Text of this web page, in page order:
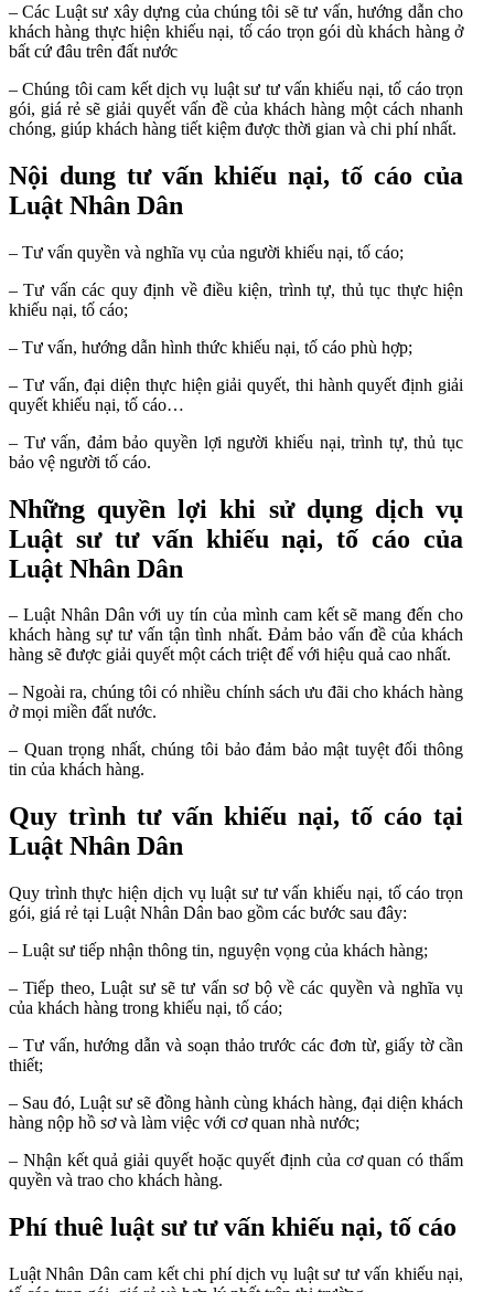
– Các Luật sư xây dựng của chúng tôi sẽ tư vấn, hướng dẫn cho
khách hàng thực hiện khiếu nại, tố cáo trọn gói dù khách hàng ở
bất cứ đâu trên đất nước
– Chúng tôi cam kết dịch vụ luật sư tư vấn khiếu nại, tố cáo trọn
gói, giá rẻ sẽ giải quyết vấn đề của khách hàng một cách nhanh
chóng, giúp khách hàng tiết kiệm được thời gian và chi phí nhất.
Nội dung tư vấn khiếu nại, tố cáo của
Luật Nhân Dân
– Tư vấn quyền và nghĩa vụ của người khiếu nại, tố cáo;
– Tư vấn các quy định về điều kiện, trình tự, thủ tục thực hiện
khiếu nại, tố cáo;
– Tư vấn, hướng dẫn hình thức khiếu nại, tố cáo phù hợp;
– Tư vấn, đại diện thực hiện giải quyết, thi hành quyết định giải
quyết khiếu nại, tố cáo…
– Tư vấn, đảm bảo quyền lợi người khiếu nại, trình tự, thủ tục
bảo vệ người tố cáo.
Những quyền lợi khi sử dụng dịch vụ
Luật sư tư vấn khiếu nại, tố cáo của
Luật Nhân Dân
– Luật Nhân Dân với uy tín của mình cam kết sẽ mang đến cho
khách hàng sự tư vấn tận tình nhất. Đảm bảo vấn đề của khách
hàng sẽ được giải quyết một cách triệt để với hiệu quả cao nhất.
– Ngoài ra, chúng tôi có nhiều chính sách ưu đãi cho khách hàng
ở mọi miền đất nước.
– Quan trọng nhất, chúng tôi bảo đảm bảo mật tuyệt đối thông
tin của khách hàng.
Quy trình tư vấn khiếu nại, tố cáo tại
Luật Nhân Dân
Quy trình thực hiện dịch vụ luật sư tư vấn khiếu nại, tố cáo trọn
gói, giá rẻ tại Luật Nhân Dân bao gồm các bước sau đây:
– Luật sư tiếp nhận thông tin, nguyện vọng của khách hàng;
– Tiếp theo, Luật sư sẽ tư vấn sơ bộ về các quyền và nghĩa vụ
của khách hàng trong khiếu nại, tố cáo;
– Tư vấn, hướng dẫn và soạn thảo trước các đơn từ, giấy tờ cần
thiết;
– Sau đó, Luật sư sẽ đồng hành cùng khách hàng, đại diện khách
hàng nộp hồ sơ và làm việc với cơ quan nhà nước;
– Nhận kết quả giải quyết hoặc quyết định của cơ quan có thẩm
quyền và trao cho khách hàng.
Phí thuê luật sư tư vấn khiếu nại, tố cáo
Luật Nhân Dân cam kết chi phí dịch vụ luật sư tư vấn khiếu nại,